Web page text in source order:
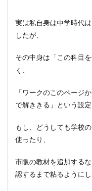
実は私自身は中学時代
したが、
その中身は「この科目を
く、
「ワークのこのページ
で解ききる」という設定
もし、どうしても学校
使ったり、
市販の教材を追加する
認するまで粘るようにし